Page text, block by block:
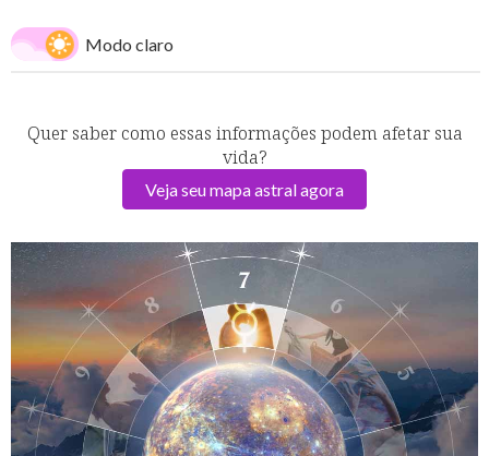
Modo claro
Quer saber como essas informações podem afetar sua
vida?
Veja seu mapa astral agora